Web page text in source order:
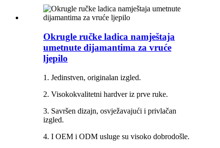
Okrugle ručke ladica namještaja
umetnute dijamantima za vruće
ljepilo
1. Jedinstven, originalan izgled.
2. Visokokvalitetni hardver iz prve ruke.
3. Savršen dizajn, osvježavajući i privlačan
izgled.
4. I OEM i ODM usluge su visoko dobrodošle.